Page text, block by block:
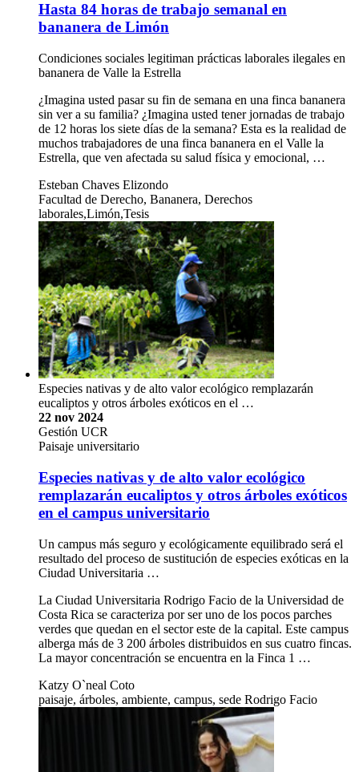
Hasta 84 horas de trabajo semanal en
bananera de Limón
Condiciones sociales legitiman prácticas laborales ilegales en
bananera de Valle la Estrella
¿Imagina usted pasar su fin de semana en una finca bananera
sin ver a su familia? ¿Imagina usted tener jornadas de trabajo
de 12 horas los siete días de la semana? Esta es la realidad de
muchos trabajadores de una finca bananera en el Valle la
Estrella, que ven afectada su salud física y emocional, …
Esteban Chaves Elizondo
Facultad de Derecho, Bananera, Derechos
laborales,Limón,Tesis
Especies nativas y de alto valor ecológico remplazarán
eucaliptos y otros árboles exóticos en el …
22 nov 2024
Gestión UCR
Paisaje universitario
Especies nativas y de alto valor ecológico
remplazarán eucaliptos y otros árboles exóticos
en el campus universitario
Un campus más seguro y ecológicamente equilibrado será el
resultado del proceso de sustitución de especies exóticas en la
Ciudad Universitaria …
La Ciudad Universitaria Rodrigo Facio de la Universidad de
Costa Rica se caracteriza por ser uno de los pocos parches
verdes que quedan en el sector este de la capital. Este campus
alberga más de 3 200 árboles distribuidos en sus cuatro fincas.
La mayor concentración se encuentra en la Finca 1 …
Katzy O`neal Coto
paisaje, árboles, ambiente, campus, sede Rodrigo Facio